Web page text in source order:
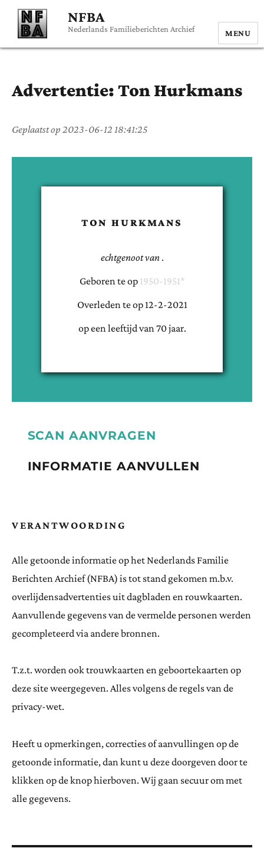
NFBA
Nederlands Familieberichten Archief MENU
Advertentie: Ton Hurkmans
Geplaatst op 2023-06-12 18:41:25
TON HURKMANS
echtgenoot van .
Geboren teop 1950-1951*
Overleden teop 12-2-2021
op een leeftijd van 70jaar.
SCAN AANVRAGEN
INFORMATIE AANVULLEN
VERANTWOORDING
Alle getoonde informatie op het Nederlands Familie
Berichten Archief (NFBA) is tot stand gekomen m.b.v.
overlijdensadvertenties uit dagbladen en rouwkaarten.
Aanvullende gegevens van de vermelde personen werden
gecompleteerd via andere bronnen.
T.z.t. worden ook trouwkaarten en geboortekaarten op
deze site weergegeven. Alles volgens de regels van de
privacy-wet.
Heeft u opmerkingen, correcties of aanvullingen op de
getoonde informatie, dan kunt u deze doorgeven door te
klikken op de knop hierboven. Wij gaan secuur om met
alle gegevens.